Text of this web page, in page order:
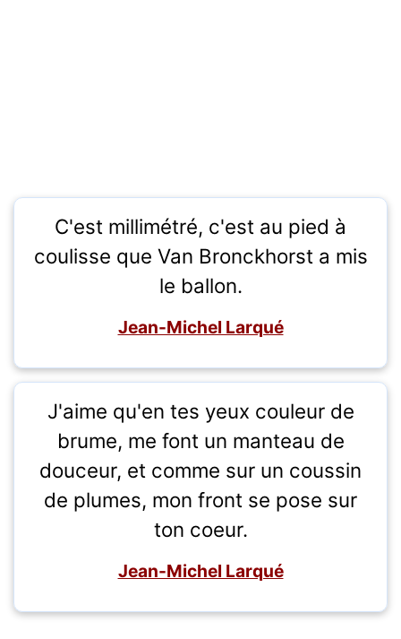
C'est millimétré, c'est au pied à
coulisse que Van Bronckhorst a mis
le ballon.
Jean-Michel Larqué
J'aime qu'en tes yeux couleur de
brume, me font un manteau de
douceur, et comme sur un coussin
de plumes, mon front se pose sur
ton coeur.
Jean-Michel Larqué